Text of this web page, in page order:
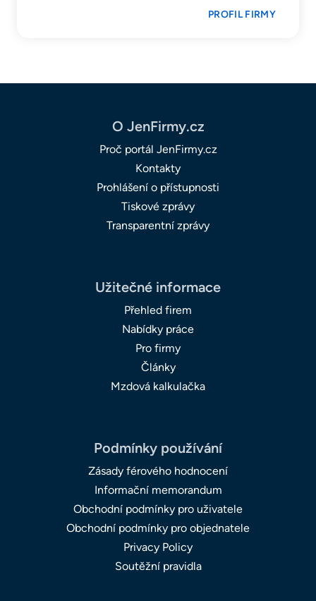
PROFIL FIRMY
O JenFirmy.cz
Proč portál JenFirmy.cz
Kontakty
Prohlášení o přístupnosti
Tiskové zprávy
Transparentní zprávy
Užitečné informace
Přehled firem
Nabídky práce
Pro firmy
Články
Mzdová kalkulačka
Podmínky používání
Zásady férového hodnocení
Informační memorandum
Obchodní podmínky pro uživatele
Obchodní podmínky pro objednatele
Privacy Policy
Soutěžní pravidla